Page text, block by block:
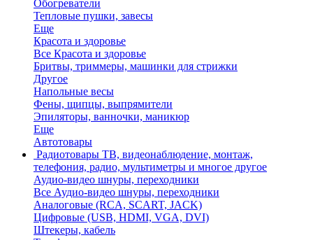
Обогреватели
Тепловые пушки, завесы
Еще
Красота и здоровье
Все Красота и здоровье
Бритвы, триммеры, машинки для стрижки
Другое
Напольные весы
Фены, щипцы, выпрямители
Эпиляторы, ванночки, маникюр
Еще
Автотовары
Радиотовары ТВ, видеонаблюдение, монтаж,
телефония, радио, мультиметры и многое другое
Аудио-видео шнуры, переходники
Все Аудио-видео шнуры, переходники
Аналоговые (RCA, SCART, JACK)
Цифровые (USB, HDMI, VGA, DVI)
Штекеры, кабель